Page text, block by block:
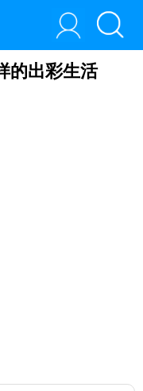
的出彩生活